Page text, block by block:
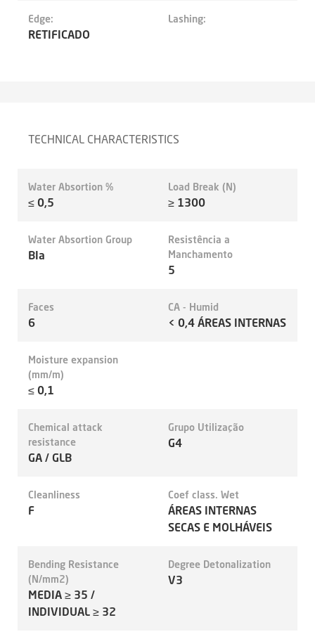
Edge:
RETIFICADO
Lashing:
TECHNICAL CHARACTERISTICS
Water Absortion %
≤ 0,5
Load Break (N)
≥ 1300
Water Absortion Group
BIa
Resistência a
Manchamento
5
Faces
6
CA - Humid
< 0,4 ÁREAS INTERNAS
Moisture expansion
(mm/m)
≤ 0,1
Chemical attack
resistance
GA / GLB
Grupo Utilização
G4
Cleanliness
F
Coef class. Wet
ÁREAS INTERNAS
SECAS E MOLHÁVEIS
Bending Resistance
(N/mm2)
MEDIA ≥ 35 /
INDIVIDUAL ≥ 32
Degree Detonalization
V3